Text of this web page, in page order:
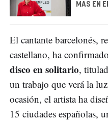
MÁS EN
El cantante barcelonés,
castellano, ha
disco en solitario,
un trabajo que verá la
ocasión, el artista ha
15 ciudades españolas,